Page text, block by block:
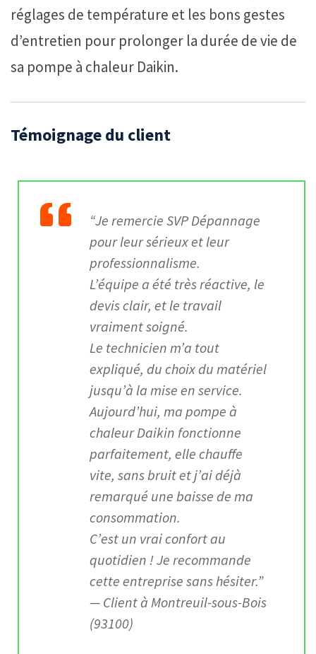
réglages de température et les bons gestes
d’entretien pour prolonger la durée de vie de
sa pompe à chaleur Daikin.
Témoignage du client
“Je remercie SVP Dépannage
pour leur sérieux et leur
professionnalisme.
L’équipe a été très réactive, le
devis clair, et le travail
vraiment soigné.
Le technicien m’a tout
expliqué, du choix du matériel
jusqu’à la mise en service.
Aujourd’hui, ma pompe à
chaleur Daikin fonctionne
parfaitement, elle chauffe
vite, sans bruit et j’ai déjà
remarqué une baisse de ma
consommation.
C’est un vrai confort au
quotidien ! Je recommande
cette entreprise sans hésiter.”
— Client à Montreuil-sous-Bois
(93100)